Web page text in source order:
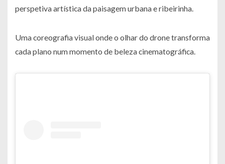
perspetiva artística da paisagem urbana e ribeirinha.
Uma coreografia visual onde o olhar do drone transforma
cada plano num momento de beleza cinematográfica.